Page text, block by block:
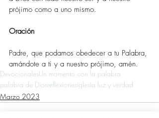
prójimo como a uno mismo.
Oración
Padre, que podamos obedecer a tu Palabra,
amándote a ti y a nuestro prójimo, amén.
DevocionalesUn momento con la palabra
palabra de Diosreflexionesiglesia luz y verdad
Marzo 2023